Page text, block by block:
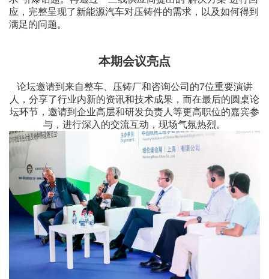
应，完整呈现了新能源汽车对压铸件的需求，以及如何得到
满足的问题。
本期会议亮点
论坛邀请到来自整车、压铸厂和咨询公司的7位重要演讲
人，分享了行业内新的资讯和技术成果，而在最后的圆桌论
坛环节，邀请到企业高层和研发负责人等更高职位的嘉宾参
与，进行深入的交流互动，现场气氛热烈。